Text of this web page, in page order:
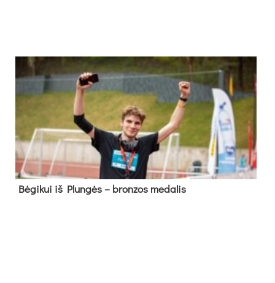
Bė­gi­kui iš Plun­gės – bron­zos me­da­lis